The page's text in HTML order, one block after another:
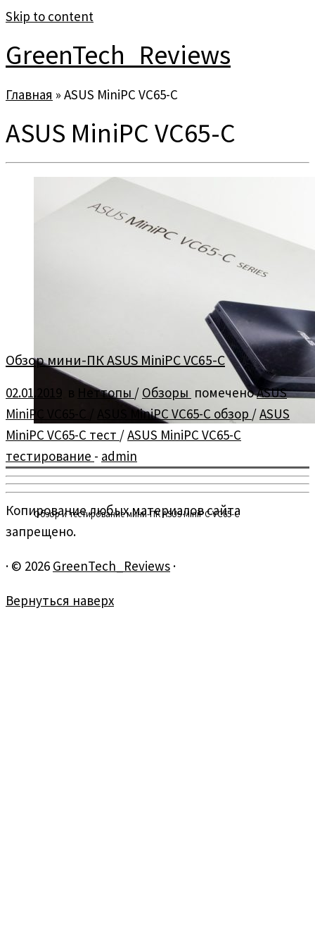
Skip to content
GreenTech_Reviews
Главная » ASUS MiniPC VC65-C
ASUS MiniPC VC65-C
Обзор и тестирование мини-ПК ASUS MiniPC VC65-C
Обзор мини-ПК ASUS MiniPC VC65-C
02.01.2019 в Неттопы / Обзоры помеченоASUS
MiniPC VC65-C
ASUS MiniPC VC65-C обзор /ASUS
MiniPC VC65-C тест /ASUS MiniPC VC65-C
тестирование - admin
Копирование любых материалов сайта
запрещено.
· © 2026 GreenTech_Reviews ·
Вернуться наверх